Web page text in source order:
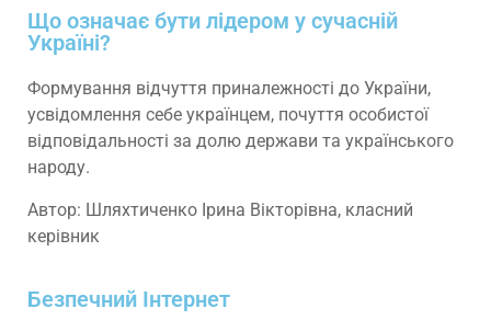
Що означає бути лідером у сучасній
Україні?
Формування відчуття приналежності до України,
усвідомлення себе українцем, почуття особистої
відповідальності за долю держави та українського
народу.
Автор: Шляхтиченко Ірина Вікторівна, класний
керівник
Безпечний Інтернет